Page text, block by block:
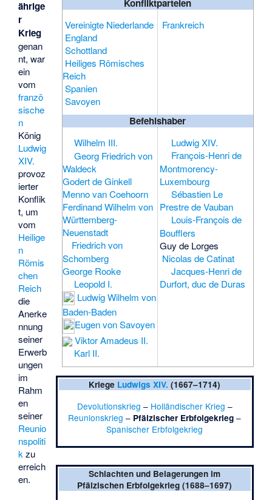
Konfliktparteien
Vereinigte Niederlande
England
Schottland
Heiliges Römisches
Reich
Spanien
Savoyen
Frankreich
Befehlshaber
Wilhelm III.
Georg Friedrich von
Waldeck
Godert de Ginkell
Menno van Coehoorn
Ferdinand Wilhelm von
Württemberg-
Neuenstadt
Friedrich von
Schomberg
George Rooke
Leopold I.
Ludwig Wilhelm von
Baden-Baden
Eugen von Savoyen
Viktor Amadeus II.
Karl II.
Ludwig XIV.
François-Henri de
Montmorency-
Luxembourg
Sébastien Le
Prestre de Vauban
Louis-François de
Boufflers
Guy de Lorges
Nicolas de Catinat
Jacques-Henri de
Durfort, duc de Duras
Kriege Ludwigs XIV. (1667–1714)
Devolutionskrieg – Holländischer Krieg –
Reunionskrieg – Pfälzischer Erbfolgekrieg –
Spanischer Erbfolgekrieg
Schlachten und Belagerungen im
Pfälzischen Erbfolgekrieg (1688–1697)
ährige
r
Krieg
genan
nt, war
ein
vom
franzö
sische
n
König
Ludwig
XIV.
provoz
ierter
Konflik
t, um
vom
Heilige
n
Römis
chen
Reich
die
Anerke
nnung
seiner
Erwerb
ungen
im
Rahm
en
seiner
Reunio
nspoliti
kzu
erreich
en.